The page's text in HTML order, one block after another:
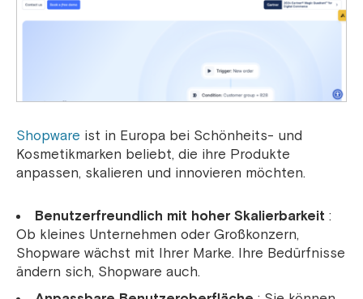
Shopware ist in Europa bei Schönheits- und
Kosmetikmarken beliebt, die ihre Produkte
anpassen, skalieren und innovieren möchten.
Benutzerfreundlich mit hoher Skalierbarkeit :
Ob kleines Unternehmen oder Großkonzern,
Shopware wächst mit Ihrer Marke. Ihre Bedürfnisse
ändern sich, Shopware auch.